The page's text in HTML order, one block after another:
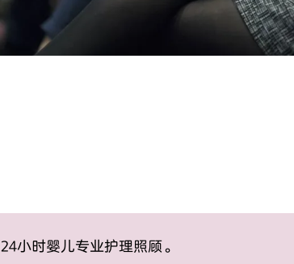
24小时婴儿专业护理照顾。